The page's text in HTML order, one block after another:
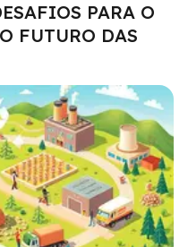
PARA O
FUTURO DAS